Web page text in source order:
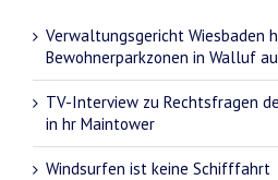
Verwaltungsgericht Wiesbaden
Bewohnerparkzonen in Walluf
TV-Interview zu Rechtsfragen
in hr Maintower
Windsurfen ist keine Schifffahrt